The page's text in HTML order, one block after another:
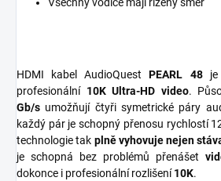
Všechny vodiče mají řízený směr
HDMI kabel AudioQuestPEARL 48
profesionální 10K Ultra-HD video.
Gb/s umožňují čtyři symetrické páry
každý pár je schopný přenosu rychlostí
technologie tak plně vyhovuje nejen
je schopná bez problémů přenášet
dokonce i profesionální rozlišení10K.